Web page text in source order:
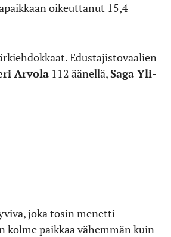
oikeuttanut 15,4
Edustajistovaalien
Arvola 112 äänellä,Saga Yli-
joka tosin menetti
kolme paikkaa vähemmän kuin